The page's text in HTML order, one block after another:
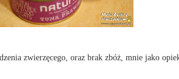
zwierzęcego, oraz brak zbóż, mnie jako